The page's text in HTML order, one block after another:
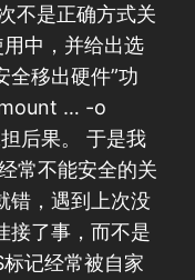
不是正确方式关
中，并给出选
全移出硬件”功
mount … -o
后果。 于是我
常不能安全的关
错，遇到上次没
接了事，而不是
记经常被自家